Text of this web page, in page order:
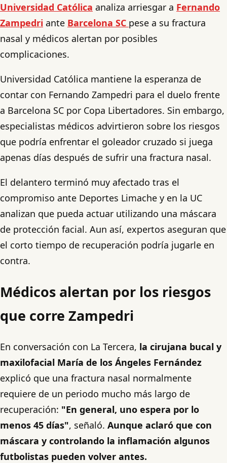
Universidad Católica analiza arriesgar a Fernando
Zampedri ante Barcelona SC pese a su fractura
nasal y médicos alertan por posibles
complicaciones.
Universidad Católica mantiene la esperanza de
contar con Fernando Zampedri para el duelo frente
a Barcelona SC por Copa Libertadores. Sin embargo,
especialistas médicos advirtieron sobre los riesgos
que podría enfrentar el goleador cruzado si juega
apenas días después de sufrir una fractura nasal.
El delantero terminó muy afectado tras el
compromiso ante Deportes Limache y en la UC
analizan que pueda actuar utilizando una máscara
de protección facial. Aun así, expertos aseguran que
el corto tiempo de recuperación podría jugarle en
contra.
Médicos alertan por los riesgos
que corre Zampedri
En conversación con La Tercera, la cirujana bucal y
maxilofacial María de los Ángeles Fernández
explicó que una fractura nasal normalmente
requiere de un periodo mucho más largo de
recuperación: "En general, uno espera por lo
menos 45 días", señaló. Aunque aclaró que con
máscara y controlando la inflamación algunos
futbolistas pueden volver antes.